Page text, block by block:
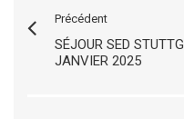
Précédent
SÉJOUR SED
JANVIER 2025